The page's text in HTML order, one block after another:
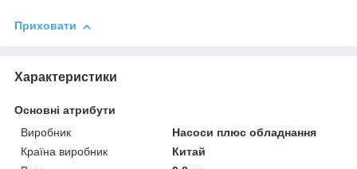
Приховати
Характеристики
Основні атрибути
Виробник
Насоси плюс обладнання
Країна виробник
Китай